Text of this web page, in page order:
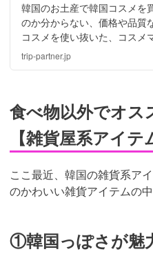
韓国のお土産で韓国コスメを
のか分からない、価格や品質
コスメを使い抜いた、コスメ
すめする、韓国の土産で喜ば
していきます！
trip-partner.jp
食べ物以外でオス
【雑貨屋系アイテ
ここ最近、韓国の雑貨系ア
のかわいい雑貨アイテムの
①韓国っぽさが魅